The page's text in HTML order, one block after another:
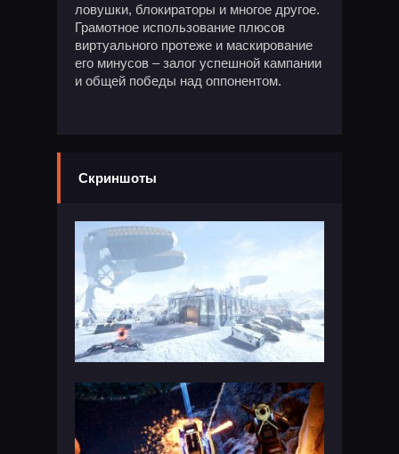
ловушки, блокираторы и многое другое.
Грамотное использование плюсов
виртуального протеже и маскирование
его минусов – залог успешной кампании
и общей победы над оппонентом.
Скриншоты